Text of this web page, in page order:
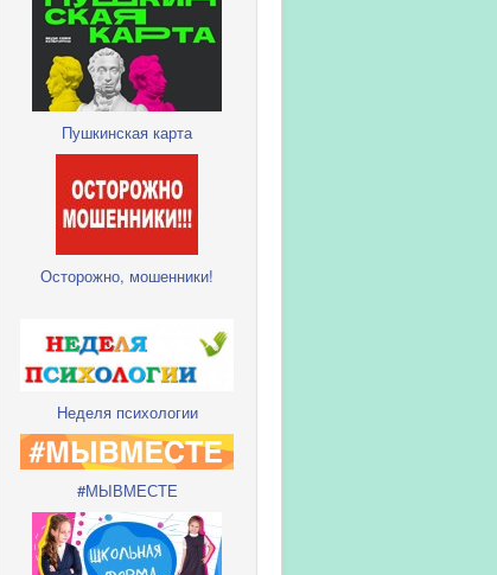
Пушкинская карта
Осторожно, мошенники!
Неделя психологии
#МЫВМЕСТЕ